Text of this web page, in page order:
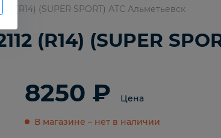
(R14) (SUPER SPORT) АТС Альметьевск
(R14) (SUPER
8250 ₽ Цена
В магазине – нет в наличии